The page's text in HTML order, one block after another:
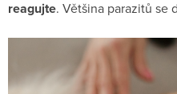
reagujte. Většina parazitů se